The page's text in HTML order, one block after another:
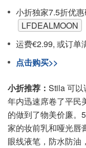
小折独家7.5折优惠
LFDEALMOON
运费€2.99, 或订单
点击购买>>
小折推荐： Stila 可以
年内迅速席卷了平民
的做到了物美价廉。
家的妆前乳和哑光唇
眼线液笔，防水防油